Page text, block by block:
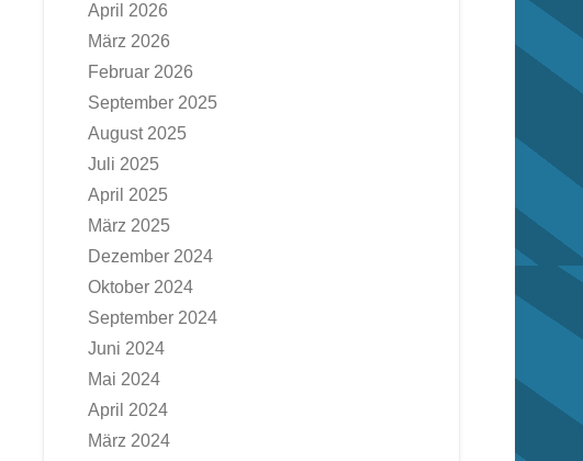
April 2026
März 2026
Februar 2026
September 2025
August 2025
Juli 2025
April 2025
März 2025
Dezember 2024
Oktober 2024
September 2024
Juni 2024
Mai 2024
April 2024
März 2024